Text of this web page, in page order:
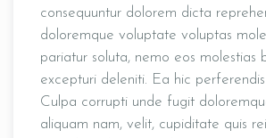
consequuntur dolorem dicta
doloremque voluptate voluptas
pariatur soluta, nemo eos molestias
excepturi deleniti. Ea hic perferendis
Culpa corrupti unde fugit
aliquam nam, velit, cupiditate quis